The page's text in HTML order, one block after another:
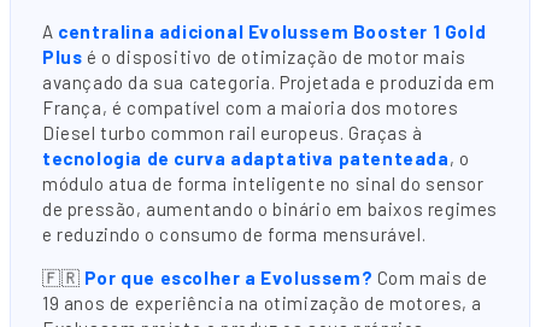
A centralina adicional Evolussem Booster 1 Gold
Plus é o dispositivo de otimização de motor mais
avançado da sua categoria. Projetada e produzida em
França, é compatível com a maioria dos motores
Diesel turbo common rail europeus. Graças à
tecnologia de curva adaptativa patenteada, o
módulo atua de forma inteligente no sinal do sensor
de pressão, aumentando o binário em baixos regimes
e reduzindo o consumo de forma mensurável.
🇫🇷 Por que escolher a Evolussem? Com mais de
19 anos de experiência na otimização de motores, a